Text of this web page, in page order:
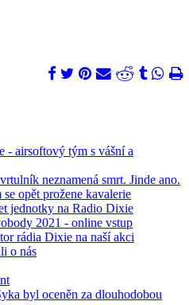
- airsoftový tým s vášní a
neznamená smrt. Jinde ano.
se opět prožene kavalerie
jednotky na Radio Dixie
2021 - online vstup
rádia Dixie na naší akci
o nás
byl oceněn za dlouhodobou